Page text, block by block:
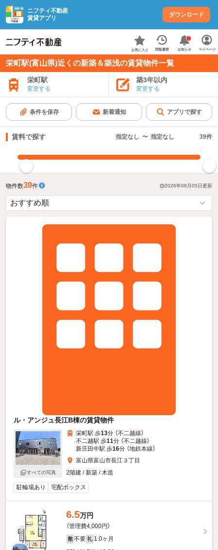
ニフティ不動産
賃貸アプリ
ダウンロード
お気に入り 閲覧履歴 お知らせ マイページ
栄町駅(富山県)近くの新築＆築浅の賃貸物件一覧
栄町駅
変更する
築3年以内
変更する
条件を保存 新着通知 アプリで探す
賃料で探す 指定なし 〜 指定なし 39件
物件数39件 2026年08月05日更新
ル・アンジュ長江B棟の賃貸物件
すべての写真
栄町駅 歩13分 （不二越線）
不二越駅 歩11分 （不二越線）
新庄田中駅 歩16分 （地鉄本線）
富山県富山市長江３丁目
2階建 / 新築 / 木造
駐輪場あり 宅配ボックス
6.5万円
（管理費4,000円）
敷 不要 礼 1.0ヶ月